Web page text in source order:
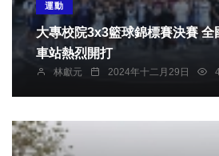
運動
大專校院3x3籃球錦標賽決賽 全國強隊齊聚台中火
車站熱烈開打
林獻元 2024年十二月29日